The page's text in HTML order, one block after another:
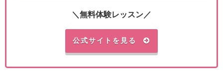
＼無料体験レッスン／
公式サイトを見る